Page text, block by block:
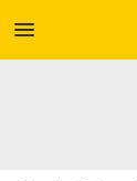
menu